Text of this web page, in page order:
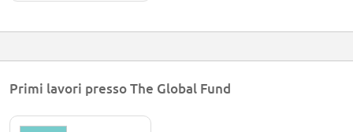
Primi lavori presso The Global Fund